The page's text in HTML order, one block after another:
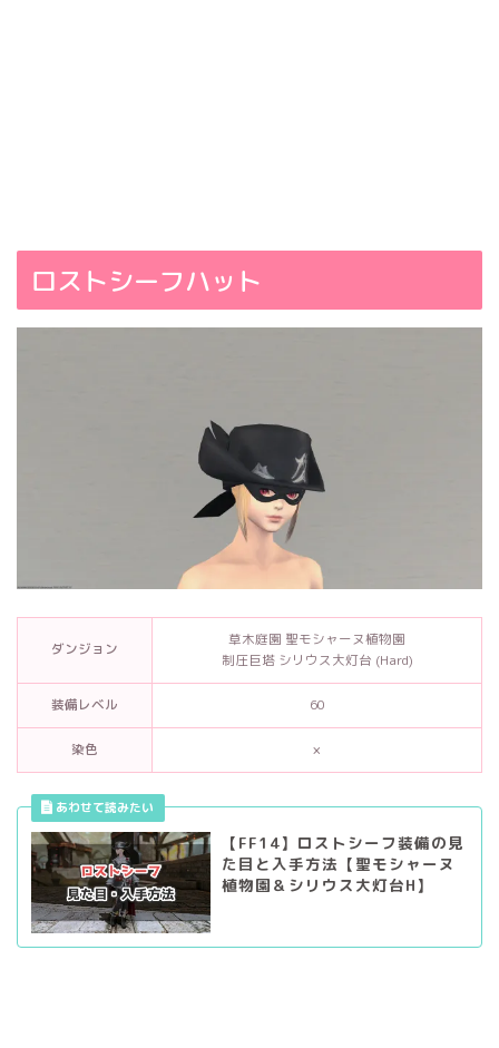
ロストシーフハット
ダンジョン
草木庭園 聖モシャーヌ植物園
制圧巨塔 シリウス大灯台 (Hard)
装備レベル 60
染色 ×
【FF14】ロストシーフ装備の見
た目と入手方法【聖モシャーヌ
植物園＆シリウス大灯台H】